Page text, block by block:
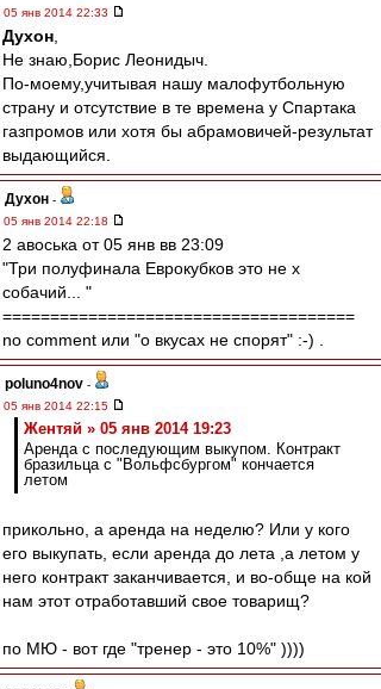
05 янв 2014 22:33
Духон
Не знаю,Борис Леонидыч.
По-моему,учитывая нашу малофутбольную
страну и отсутствие в те времена у Спартака
газпромов или хотя бы абрамовичей-результат
выдающийся.
Духон -
05 янв 2014 22:18
2 авоська от 05 янв вв 23:09
"Три полуфинала Еврокубков это не х
собачий... "
=====================================
no comment или "о вкусах не спорят" :-) .
poluno4nov -
05 янв 2014 22:15
Жентяй » 05 янв 2014 19:23
Аренда с последующим выкупом. Контракт
бразильца с "Вольфсбургом" кончается
летом
прикольно, а аренда на неделю? Или у кого
его выкупать, если аренда до лета ,а летом у
него контракт заканчивается, и во-обще на кой
нам этот отработавший свое товарищ?
по МЮ - вот где "тренер - это 10%" ))))